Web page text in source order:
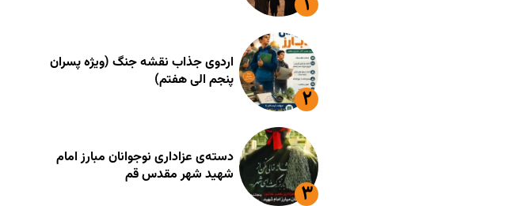
اردوی جذاب نقشه جنگ (ویژه پسران
پنجم الی هفتم)
دسته‌ی عزاداری نوجوانان مبارز امام
شهید شهر مقدس قم